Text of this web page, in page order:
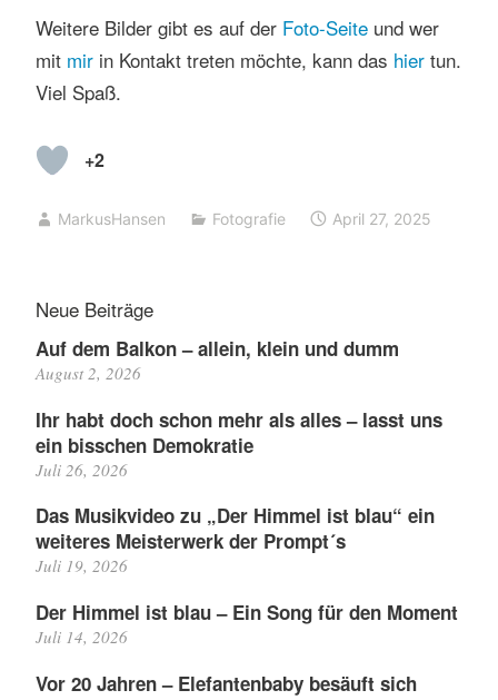
Weitere Bilder gibt es auf der Foto-Seiteund wer
mit mirin Kontakt treten möchte, kann das hiertun.
Viel Spaß.
+2
MarkusHansen Fotografie April 27, 2025
Neue Beiträge
Auf dem Balkon – allein, klein und dumm
August 2, 2026
Ihr habt doch schon mehr als alles – lasst uns
ein bisschen Demokratie
Juli 26, 2026
Das Musikvideo zu „Der Himmel ist blau“ ein
weiteres Meisterwerk der Prompt´s
Juli 19, 2026
Der Himmel ist blau – Ein Song für den Moment
Juli 14, 2026
Vor 20 Jahren – Elefantenbaby besäuft sich